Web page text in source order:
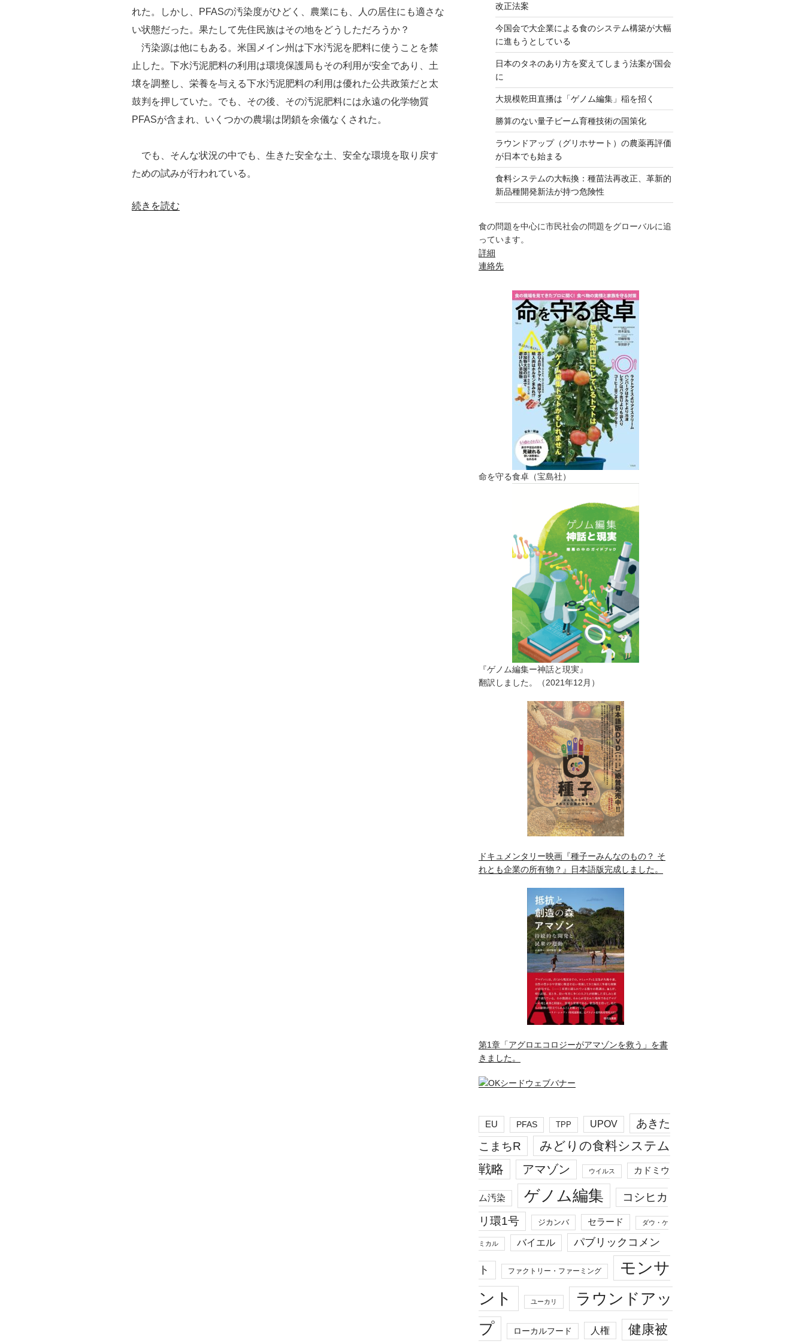
と
呼
ぶ
れた。しかし、PFASの汚染度がひどく、農業にも、人の居住にも適さな
い状態だった。果たして先住民族はその地をどうしただろうか？
汚染源は他にもある。米国メイン州は下水汚泥を肥料に使うことを禁
止した。下水汚泥肥料の利用は環境保護局もその利用が安全であり、土
壌を調整し、栄養を与える下水汚泥肥料の利用は優れた公共政策だと太
鼓判を押していた。でも、その後、その汚泥肥料には永遠の化学物質
PFASが含まれ、いくつかの農場は閉鎖を余儀なくされた。
でも、そんな状況の中でも、生きた安全な土、安全な環境を取り戻す
ための試みが行われている。
“汚
続きを読む
改正法案
今国会で大企業による食のシステム構築が大幅
に進もうとしている
日本のタネのあり方を変えてしまう法案が国会
に
大規模乾田直播は「ゲノム編集」稲を招く
勝算のない量子ビーム育種技術の国策化
ラウンドアップ（グリホサート）の農薬再評価
が日本でも始まる
食料システムの大転換：種苗法再改正、革新的
新品種開発新法が持つ危険性
食の問題を中心に市民社会の問題をグローバルに追
っています。
詳細
連絡先
命を守る食卓（宝島社）
『ゲノム編集ー神話と現実』
翻訳しました。（2021年12月）
ドキュメンタリー映画『種子ーみんなのもの？ そ
れとも企業の所有物？』日本語版完成しました。
第1章「アグロエコロジーがアマゾンを救う」を書
きました。
EU PFAS TPP UPOV
あきた
こまちR
みどりの食料システム
戦略
アマゾン ウイルス カドミウ
ム汚染 ゲノム編集
コシヒカ
リ環1号
ジカンバ セラード ダウ・ケ
ミカル バイエル パブリックコメン
ト ファクトリー・ファーミング
モンサ
ント
ユーカリ
ラウンドアッ
プ
ローカルフード 人権 健康被